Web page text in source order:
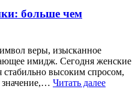
больше чем
веры, изысканное
имидж. Сегодня женские
стабильно высоким спросом,
значение,… Читать далее